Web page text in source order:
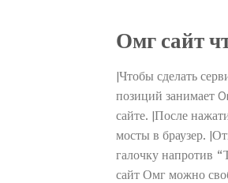
Омг сайт
|Чтобы сделать
позиций занимает
сайте. |После
мосты в браузер.
галочку напротив
сайт Омг можно